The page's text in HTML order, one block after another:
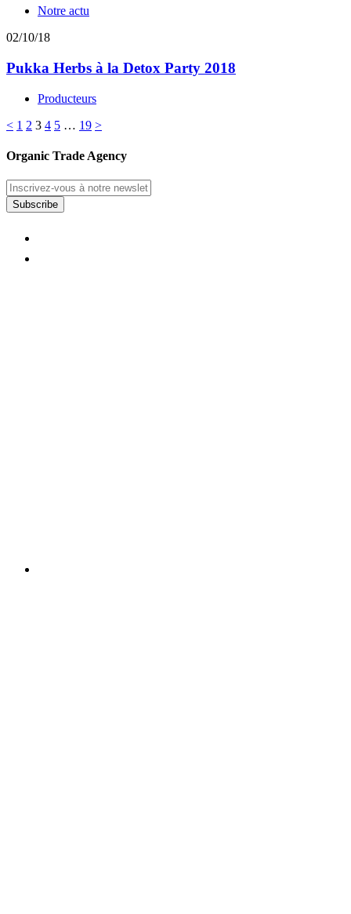
Notre actu
02/10/18
Pukka Herbs à la Detox Party 2018
Producteurs
< 1 2 3 4 5 … 19 >
Organic Trade Agency